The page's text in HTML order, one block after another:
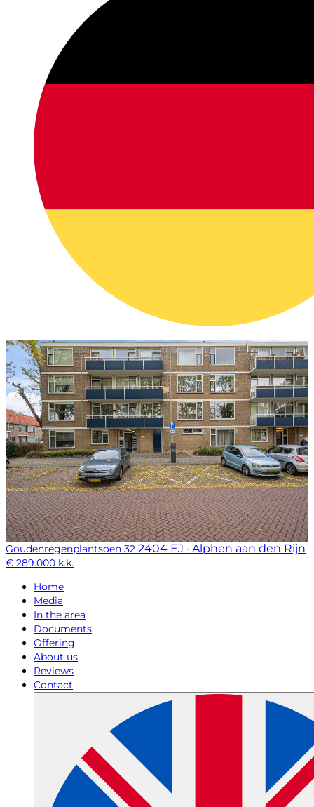
Goudenregenplantsoen 32 2404 EJ · Alphen aan den Rijn
€ 289.000 k.k.
Home
Media
In the area
Documents
Offering
About us
Reviews
Contact